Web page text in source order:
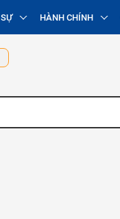
HÀNH CHÍNH